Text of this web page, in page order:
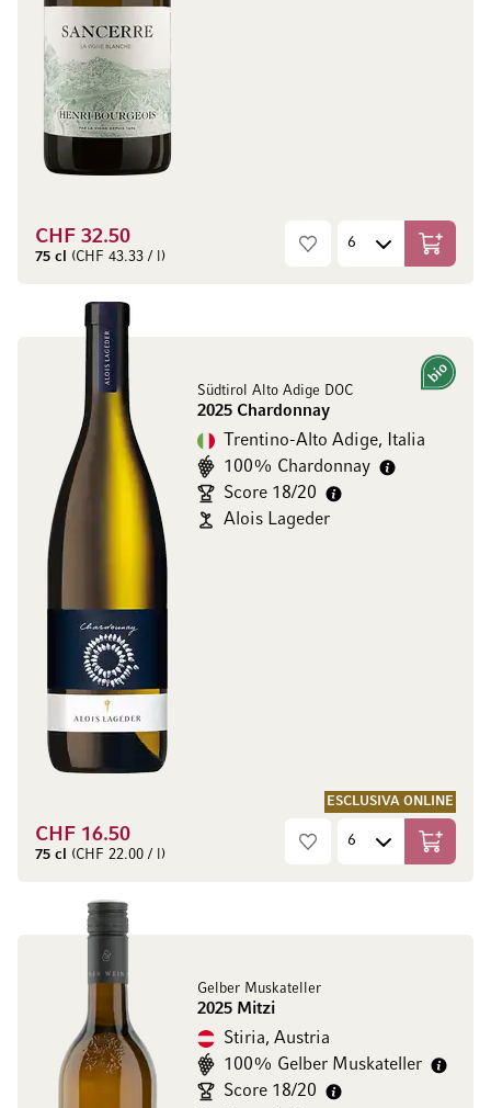
CHF 32.50
75 cl (CHF 43.33 / l)
Südtirol Alto Adige DOC
2025 Chardonnay
Bio
Trentino-Alto Adige, Italia
100% Chardonnay
Score 18/20
Alois Lageder
ESCLUSIVA ONLINE
CHF 16.50
75 cl (CHF 22.00 / l)
Gelber Muskateller
2025 Mitzi
Stiria, Austria
100% Gelber Muskateller
Score 18/20